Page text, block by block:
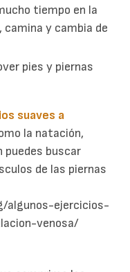
tiempo en la
y cambia de
pies y piernas
suaves a
la natación,
puedes buscar
de las piernas
algunos-ejercicios-
venosa/